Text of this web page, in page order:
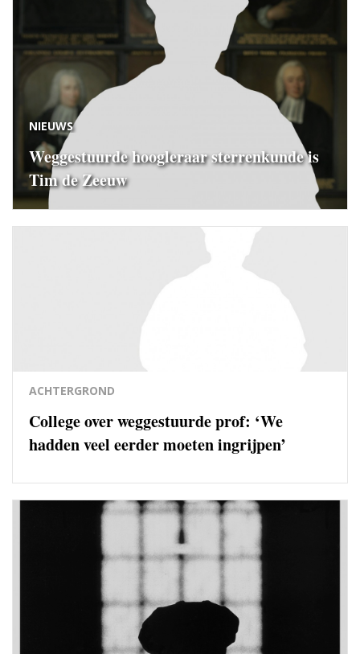
NIEUWS
Weggestuurde hoogleraar sterrenkunde is
Tim de Zeeuw
ACHTERGROND
College over weggestuurde prof: ‘We
hadden veel eerder moeten ingrijpen’